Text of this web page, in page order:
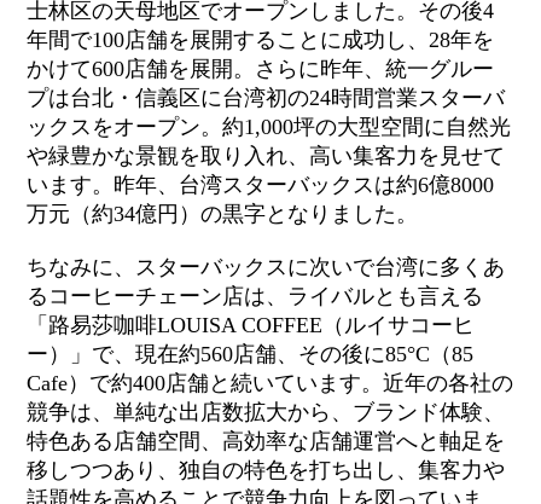
士林区の天母地区でオープンしました。その後4
年間で100店舗を展開することに成功し、28年を
かけて600店舗を展開。さらに昨年、統一グルー
プは台北・信義区に台湾初の24時間営業スターバ
ックスをオープン。約1,000坪の大型空間に自然光
や緑豊かな景観を取り入れ、高い集客力を見せて
います。昨年、台湾スターバックスは約6億8000
万元（約34億円）の黒字となりました。
ちなみに、スターバックスに次いで台湾に多くあ
るコーヒーチェーン店は、ライバルとも言える
「路易莎咖啡LOUISA COFFEE（ルイサコーヒ
ー）」で、現在約560店舗、その後に85°C（85
Cafe）で約400店舗と続いています。近年の各社の
競争は、単純な出店数拡大から、ブランド体験、
特色ある店舗空間、高効率な店舗運営へと軸足を
移しつつあり、独自の特色を打ち出し、集客力や